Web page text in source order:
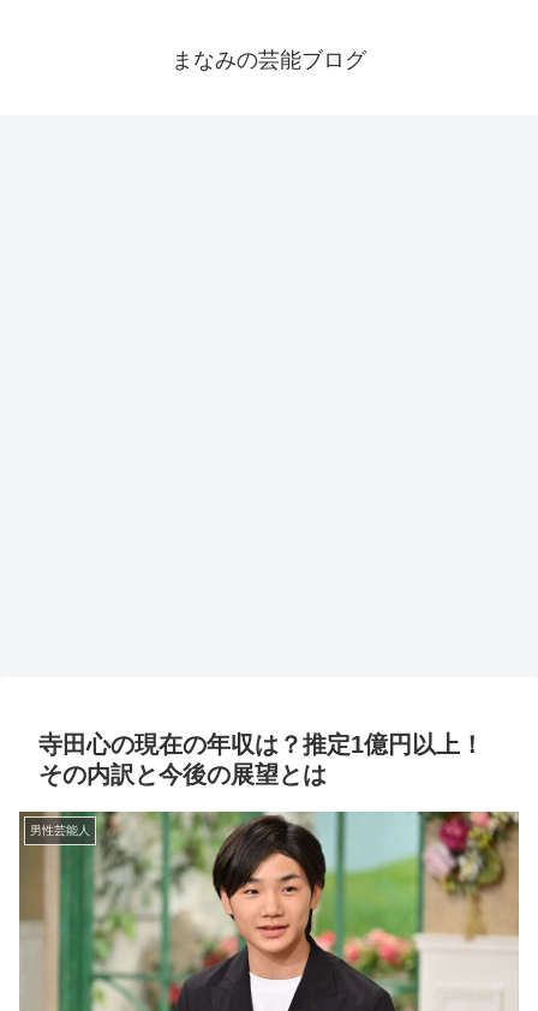
まなみの芸能ブログ
寺田心の現在の年収は？推定1億円以上！
その内訳と今後の展望とは
男性芸能人